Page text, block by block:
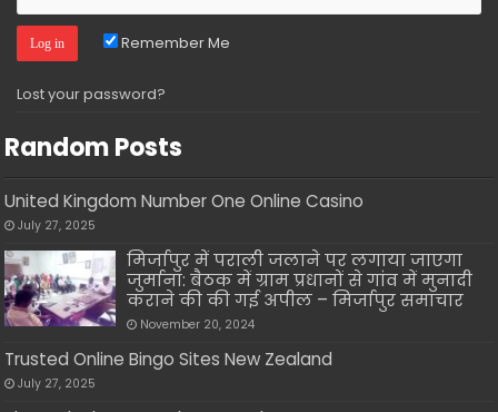
Remember Me
Lost your password?
Random Posts
United Kingdom Number One Online Casino
July 27, 2025
मिर्जापुर में पराली जलाने पर लगाया जाएगा
जुर्माना: बैठक में ग्राम प्रधानों से गांव में मुनादी
कराने की की गई अपील – मिर्जापुर समाचार
November 20, 2024
Trusted Online Bingo Sites New Zealand
July 27, 2025